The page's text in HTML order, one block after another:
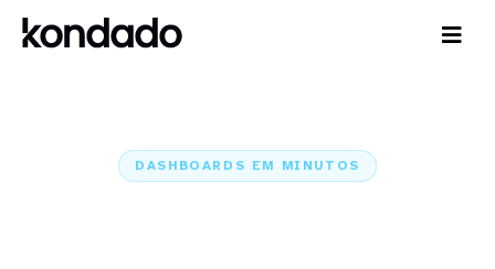
DASHBOARDS EM MINUTOS